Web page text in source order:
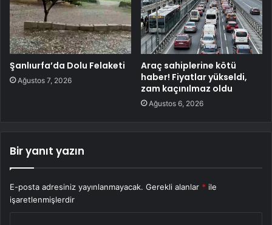
Şanlıurfa’da Dolu Felaketi
Ağustos 7, 2026
Araç sahiplerine kötü
haber! Fiyatlar yükseldi,
zam kaçınılmaz oldu
Ağustos 6, 2026
Bir yanıt yazın
E-posta adresiniz yayınlanmayacak. Gerekli alanlar * ile
işaretlenmişlerdir